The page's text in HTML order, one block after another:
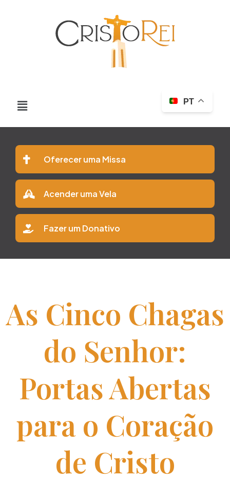
PT
Oferecer uma Missa
Acender uma Vela
Fazer um Donativo
As Cinco Chagas
do Senhor:
Portas Abertas
para o Coração
de Cristo